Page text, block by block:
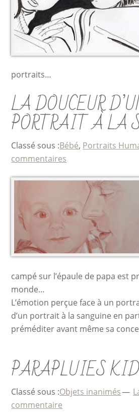
portraits…
LA DOUCEUR
PORTRAIT À LA
Classé sous :Bébé, Portraits
commentaires
campé sur l’épaule de papa est
monde…
L’émotion perçue face à un
d’un portrait à la sanguine en
préméditer avant même sa
PARAPLUIES
Classé sous :Objets inanimés
commentaire